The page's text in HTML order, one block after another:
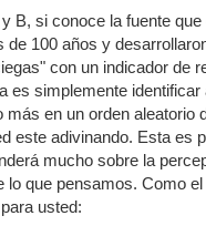
B, si conoce la fuente
100 años y
con un indicador de
es simplemente identificar
en un orden aleatorio
este adivinando. Esta es
mucho sobre la
que pensamos. Como el
usted: